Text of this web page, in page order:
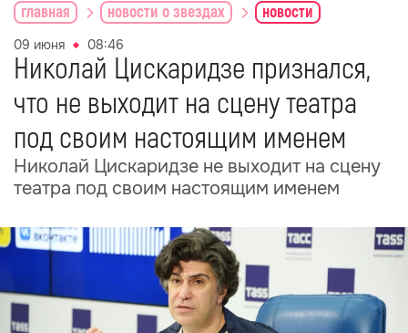
главная новости о звездах новости
09 июня 08:46
Николай Цискаридзе признался,
что не выходит на сцену театра
под своим настоящим именем
Николай Цискаридзе не выходит на сцену
театра под своим настоящим именем